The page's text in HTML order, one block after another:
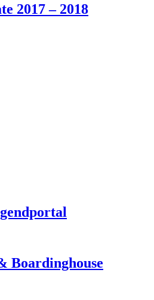
2017 – 2018
Boardinghouse